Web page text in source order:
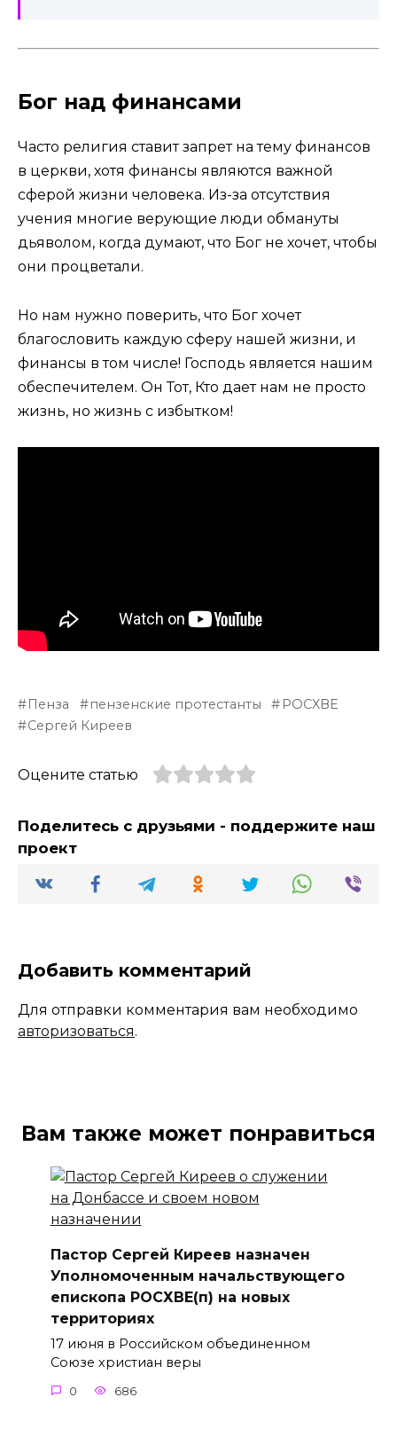
Бог над финансами
Часто религия ставит запрет на тему финансов
в церкви, хотя финансы являются важной
сферой жизни человека. Из-за отсутствия
учения многие верующие люди обмануты
дьяволом, когда думают, что Бог не хочет, чтобы
они процветали.
Но нам нужно поверить, что Бог хочет
благословить каждую сферу нашей жизни, и
финансы в том числе! Господь является нашим
обеспечителем. Он Тот, Кто дает нам не просто
жизнь, но жизнь с избытком!
Пенза пензенские протестанты
РОСХВЕ
Сергей Киреев
Оцените статью
Поделитесь с друзьями - поддержите наш
проект
Добавить комментарий
Для отправки комментария вам необходимо
авторизоваться.
Вам также может понравиться
Пастор Сергей Киреев назначен
Уполномоченным начальствующего
епископа РОСХВЕ(п) на новых
территориях
17 июня в Российском объединенном
Союзе христиан веры
0 686